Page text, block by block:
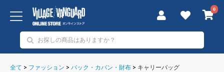
0
全て > ファッション > バック・カバン・財布 > キャリーバッグ